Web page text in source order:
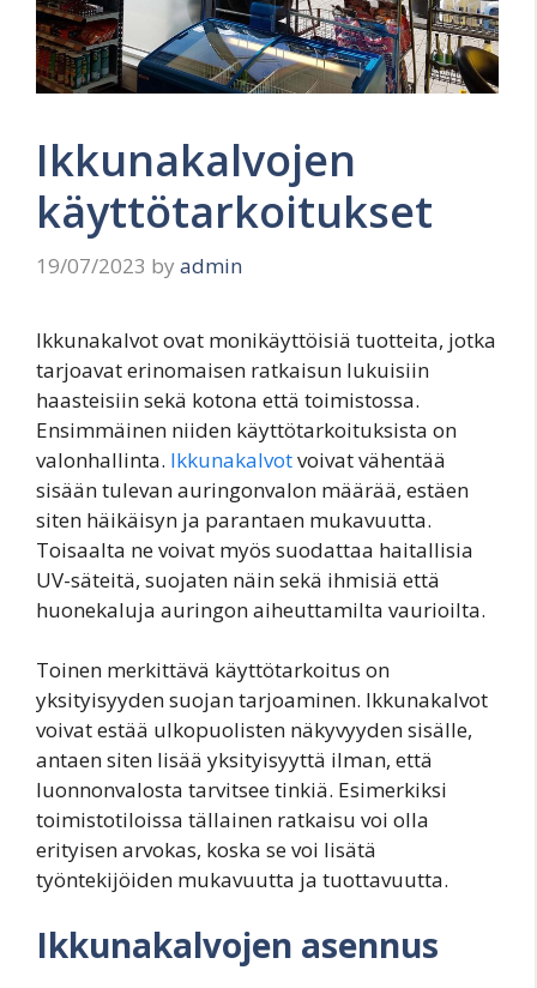
Ikkunakalvojen
käyttötarkoitukset
19/07/2023 by admin
Ikkunakalvot ovat monikäyttöisiä tuotteita, jotka
tarjoavat erinomaisen ratkaisun lukuisiin
haasteisiin sekä kotona että toimistossa.
Ensimmäinen niiden käyttötarkoituksista on
valonhallinta. Ikkunakalvotvoivat vähentää
sisään tulevan auringonvalon määrää, estäen
siten häikäisyn ja parantaen mukavuutta.
Toisaalta ne voivat myös suodattaa haitallisia
UV-säteitä, suojaten näin sekä ihmisiä että
huonekaluja auringon aiheuttamilta vaurioilta.
Toinen merkittävä käyttötarkoitus on
yksityisyyden suojan tarjoaminen. Ikkunakalvot
voivat estää ulkopuolisten näkyvyyden sisälle,
antaen siten lisää yksityisyyttä ilman, että
luonnonvalosta tarvitsee tinkiä. Esimerkiksi
toimistotiloissa tällainen ratkaisu voi olla
erityisen arvokas, koska se voi lisätä
työntekijöiden mukavuutta ja tuottavuutta.
Ikkunakalvojen asennus